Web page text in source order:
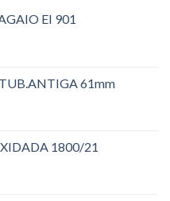
EI 901
61mm
1800/21